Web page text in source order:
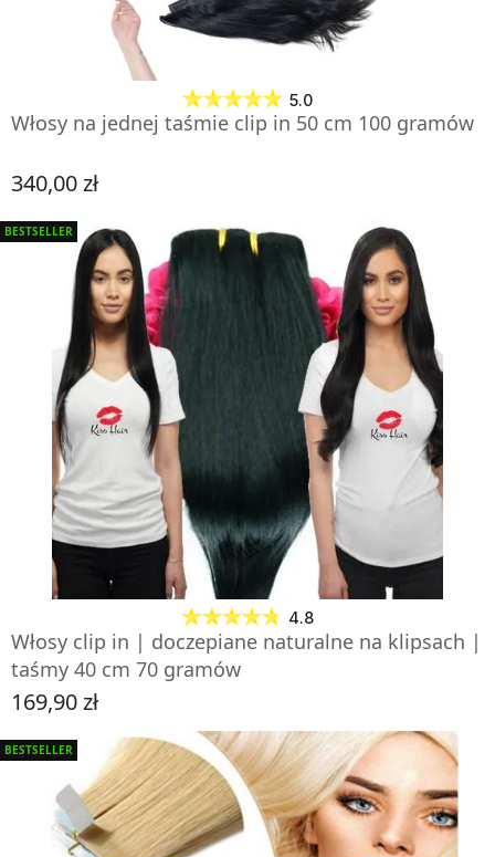
5.0
Włosy na jednej taśmie clip in 50 cm 100 gramów
Cena
340,00 zł
ZOBACZ PRODUKT
BESTSELLER
4.8
Włosy clip in | doczepiane naturalne na klipsach |
taśmy 40 cm 70 gramów
Cena
169,90 zł
BESTSELLER